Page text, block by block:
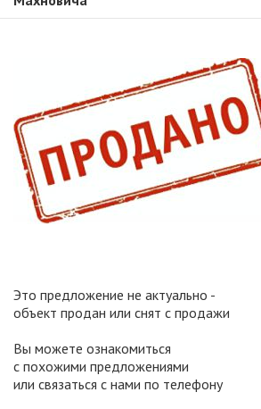
Это предложение не актуально -
объект продан или снят с продажи
Вы можете ознакомиться
с похожими предложениями
или связаться с нами по телефону